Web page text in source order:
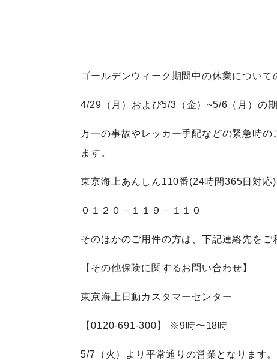
ゴールデンウィーク期間中の休業について
4/29（月）および5/3（金）~5/6（月）の
万一の事故やレッカー手配などの緊急時
ます。
東京海上あんしん110番(24時間365日対応)
０１２０－１１９－１１０
そのほかのご用件の方は、下記連絡先をご
【その他保険に関するお問い合わせ】
東京海上日動カスタマーセンター
【0120-691-300】 ※9時〜18時
5/7（火）より平常通りの営業となります。